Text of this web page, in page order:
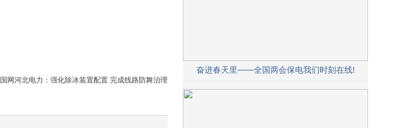
国网河北电力：强化除冰装置配置 完成线路防舞治理
奋进春天里——全国两会保电我们时刻在线!